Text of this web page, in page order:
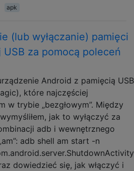
apk
(lub wyłączanie) pamięci
USB za pomocą poleceń
Android z pamięcią USB
które najczęściej
w trybie „bezgłowym”. Między
jak to wyłączyć za
adb i wewnętrznego
adb shell am start -n
dowiedzieć się, jak włączyć i